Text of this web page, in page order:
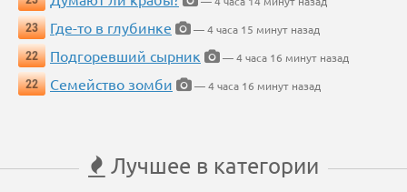
23
Где-то в глубинке
— 4 часа 15 минут назад
22
Подгоревший сырник
— 4 часа 16 минут назад
22
Семейство зомби — 4 часа 16 минут назад
Лучшее в категории